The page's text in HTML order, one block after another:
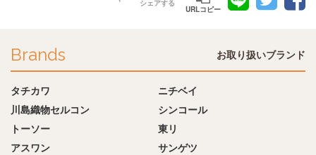
シェアする
URLコピー
Brands お取り扱いブランド
タチカワ
ニチベイ
川島織物セルコン
シンコール
トーソー
東リ
アスワン
サンゲツ